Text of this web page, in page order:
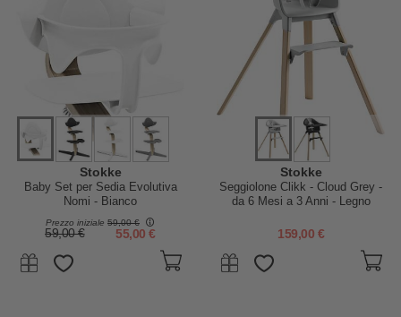
Stokke
Baby Set per Sedia Evolutiva
Nomi - Bianco
Prezzo iniziale 59,00 €
59,00 € 55,00 €
Stokke
Seggiolone Clikk - Cloud Grey -
da 6 Mesi a 3 Anni - Legno
159,00 €